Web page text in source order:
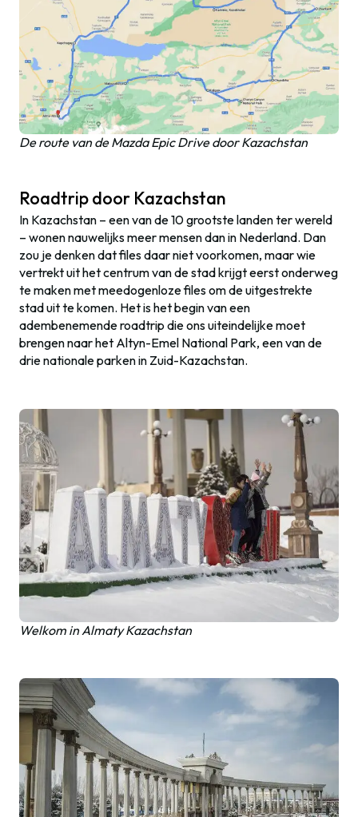
De route van de Mazda Epic Drive door Kazachstan
Roadtrip door Kazachstan
In Kazachstan – een van de 10 grootste landen ter wereld
– wonen nauwelijks meer mensen dan in Nederland. Dan
zou je denken dat files daar niet voorkomen, maar wie
vertrekt uit het centrum van de stad krijgt eerst onderweg
te maken met meedogenloze files om de uitgestrekte
stad uit te komen. Het is het begin van een
adembenemende roadtrip die ons uiteindelijke moet
brengen naar het Altyn-Emel National Park, een van de
drie nationale parken in Zuid-Kazachstan.
Welkom in Almaty Kazachstan